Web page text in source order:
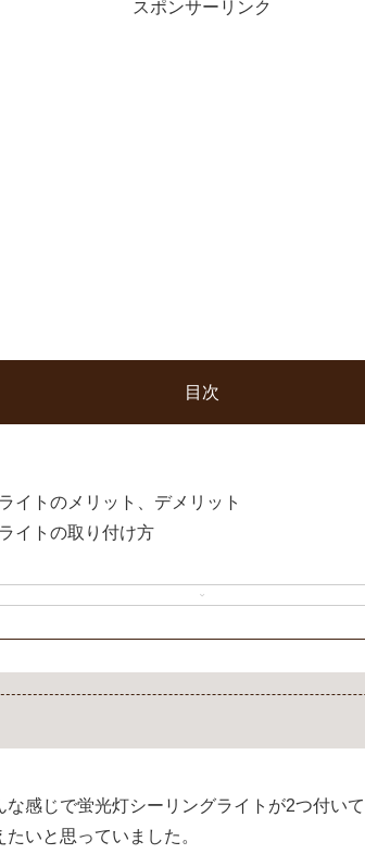
スポンサーリンク
目次
イトのメリット、デメリット
イトの取り付け方
な感じで蛍光灯シーリングライトが2つ付い
いと思っていました。